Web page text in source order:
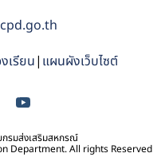
เรียน| แผนผังเว็บไซต์
รมส่งเสริมสหกรณ์
Department. All rights Reserved